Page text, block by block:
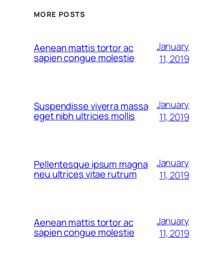
MORE POSTS
Aenean mattis tortor ac
sapien congue molestie
January
11, 2019
Suspendisse viverra massa
eget nibh ultricies mollis
January
11, 2019
Pellentesque ipsum magna
neu ultrices vitae rutrum
January
11, 2019
Aenean mattis tortor ac
sapien congue molestie
January
11, 2019